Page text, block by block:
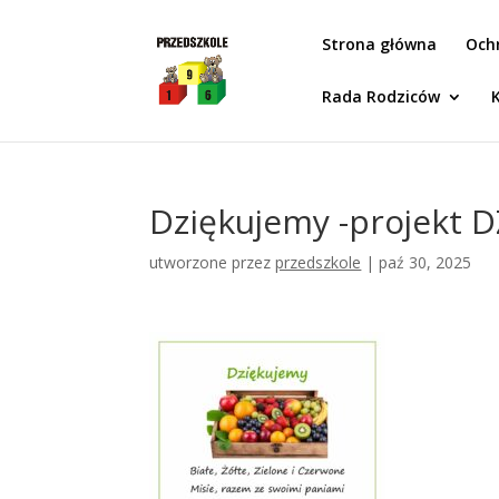
Strona główna
Rada Rodziców
Dziękujemy -projekt
utworzone przezprzedszkole |paź 30, 2025